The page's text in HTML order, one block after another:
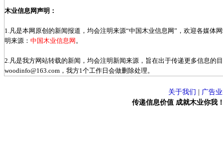
木业信息网声明：
1.凡是本网原创的新闻报道，均会注明来源“中国木业信息网”，欢迎各媒体
明来源： 中国木业信息网 。
2.凡是我方网站转载的新闻，均会注明新闻来源，旨在出于传递更多信息的
woodinfo@163.com，我方1个工作日会做删除处理。
关于我们
广告
传递信息价值 成就木业你我